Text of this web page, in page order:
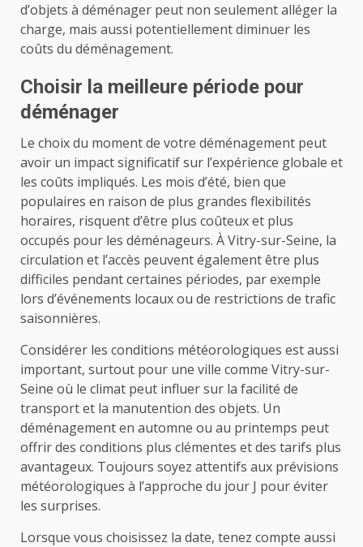
d’objets à déménager peut non seulement alléger la
charge, mais aussi potentiellement diminuer les
coûts du déménagement.
Choisir la meilleure période pour
déménager
Le choix du moment de votre déménagement peut
avoir un impact significatif sur l’expérience globale et
les coûts impliqués. Les mois d’été, bien que
populaires en raison de plus grandes flexibilités
horaires, risquent d’être plus coûteux et plus
occupés pour les déménageurs. À Vitry-sur-Seine, la
circulation et l’accès peuvent également être plus
difficiles pendant certaines périodes, par exemple
lors d’événements locaux ou de restrictions de trafic
saisonnières.
Considérer les conditions météorologiques est aussi
important, surtout pour une ville comme Vitry-sur-
Seine où le climat peut influer sur la facilité de
transport et la manutention des objets. Un
déménagement en automne ou au printemps peut
offrir des conditions plus clémentes et des tarifs plus
avantageux. Toujours soyez attentifs aux prévisions
météorologiques à l’approche du jour J pour éviter
les surprises.
Lorsque vous choisissez la date, tenez compte aussi